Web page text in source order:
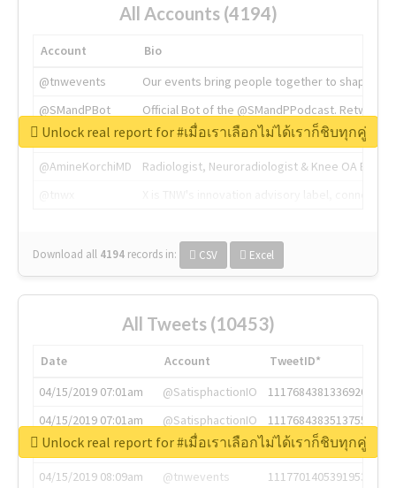
All Accounts (4194)
Account
Bio
@tnwevents
Our events bring people together to shape the
@SMandPBot
Official Bot of the @SMandPPodcast.
@thenextweb
The heart of tech.
@AmineKorchiMD
Radiologist, Neuroradiologist & Knee OA
Download all 4194 records in: CSV Excel
Unlock real report for #เมื่อเราเลือกไม่ได้เราก็ชิบทุกคู่
All Tweets (10453)
Date Account
TweetID*
04/15/2019 07:01am
@SatisphactionIO
1117684381336920064
04/15/2019 07:01am
@SatisphactionIO
1117684383513755649
04/15/2019 07:03am
@annaercilla
1117684805876027392
04/15/2019 08:09am
@tnwevents
1117701405391953920
Unlock real report for #เมื่อเราเลือกไม่ได้เราก็ชิบทุกคู่